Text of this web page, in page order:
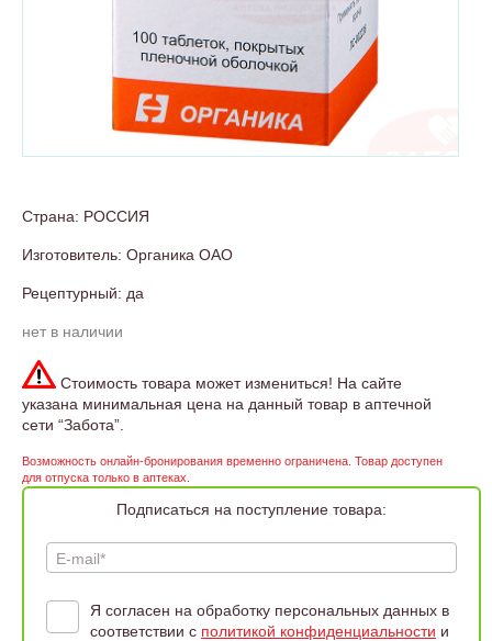
Страна: РОССИЯ
Изготовитель: Органика ОАО
Рецептурный: да
нет в наличии
Стоимость товара может измениться! На сайте
указана минимальная цена на данный товар в аптечной
сети “Забота”.
Возможность онлайн-бронирования временно ограничена. Товар доступен
для отпуска только в аптеках.
Подписаться на поступление товара:
E-mail*
Я согласен на обработку персональных данных в
соответствии с политикой конфиденциальности и